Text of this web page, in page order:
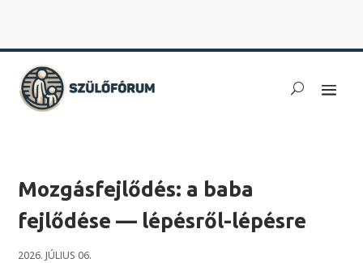
Mozgásfejlődés: a baba
fejlődése — lépésről-lépésre
2026. JÚLIUS 06.